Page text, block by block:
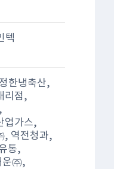
텍
한냉축산,
리점,
업가스,
, 역전청과,
통,
운㈜,